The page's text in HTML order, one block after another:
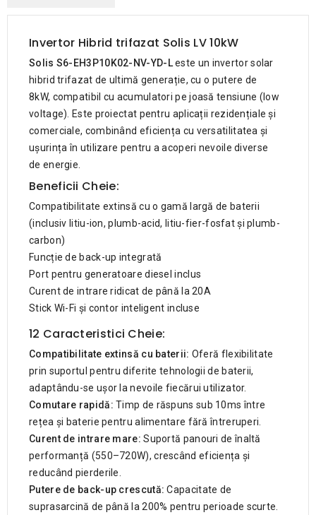
Invertor Hibrid trifazat Solis LV 10kW
Solis S6-EH3P10K02-NV-YD-Leste un invertor solar
hibrid trifazat de ultimă generație, cu o putere de
8kW, compatibil cu acumulatori pe joasă tensiune (low
voltage). Este proiectat pentru aplicații rezidențiale și
comerciale, combinând eficiența cu versatilitatea și
ușurința în utilizare pentru a acoperi nevoile diverse
de energie.
Beneficii Cheie:
Compatibilitate extinsă cu o gamă largă de baterii
(inclusiv litiu-ion, plumb-acid, litiu-fier-fosfat și plumb-
carbon)
Funcție de back-up integrată
Port pentru generatoare diesel inclus
Curent de intrare ridicat de până la 20A
Stick Wi-Fi și contor inteligent incluse
12 Caracteristici Cheie:
Compatibilitate extinsă cu baterii: Oferă flexibilitate
prin suportul pentru diferite tehnologii de baterii,
adaptându-se ușor la nevoile fiecărui utilizator.
Comutare rapidă: Timp de răspuns sub 10ms între
rețea și baterie pentru alimentare fără întreruperi.
Curent de intrare mare: Suportă panouri de înaltă
performanță (550–720W), crescând eficiența și
reducând pierderile.
Putere de back-up crescută: Capacitate de
suprasarcină de până la 200% pentru perioade scurte.